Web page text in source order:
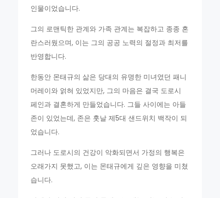
인물이었습니다.
그의 로맨틱한 관계와 가족 관계는 복잡하고 종종 혼
란스러웠으며, 이는 그의 공공 노력의 절정과 최저를
반영합니다.
한동안 몬태규의 삶은 당대의 유명한 미녀였던 패니
머레이와 얽혀 있었지만, 그의 마음은 결국 도로시
페인과 결혼하게 만들었습니다. 그들 사이에는 아들
존이 있었는데, 존은 훗날 제5대 샌드위치 백작이 되
었습니다.
그러나 도로시의 건강이 악화되면서 가정의 행복은
오래가지 못했고, 이는 몬태규에게 깊은 영향을 미쳤
습니다.